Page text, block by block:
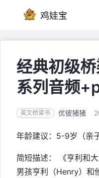
鸡娃宝
经典初级
系列音频
英文桥梁书 优彼猪猪
年龄建议：5-9岁（亲
简短描述： 《亨利和
男孩亨利（Henry）和